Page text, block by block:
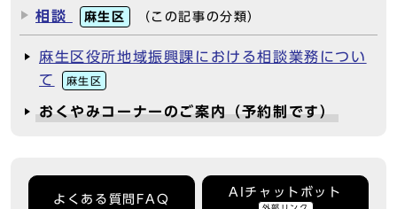
相談 麻生区 （この記事の分類）
麻生区役所地域振興課における相談業務につい
て
麻生区
おくやみコーナーのご案内（予約制です）
よくある質問FAQ
AIチャットボット